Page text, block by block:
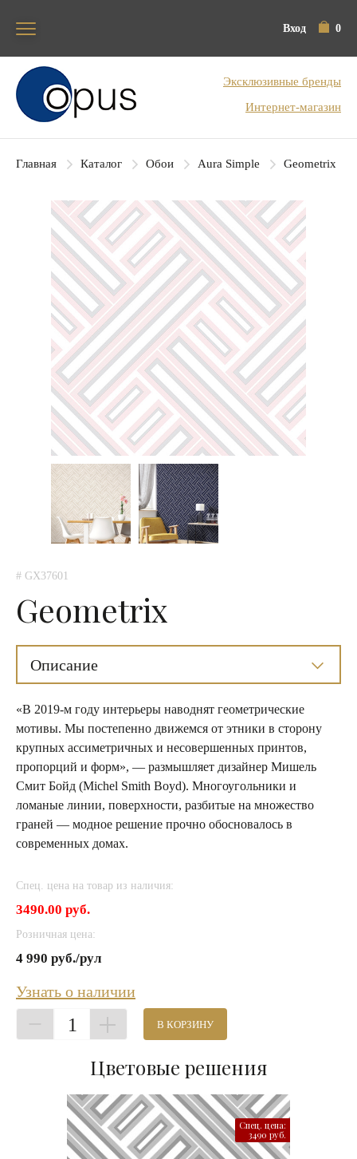
Вход 0
Блок поиска
Эксклюзивные бренды
Интернет-магазин
Главная Каталог Обои Aura Simple Geometrix
# GX37601
Geometrix
Описание
«В 2019-м году интерьеры наводнят геометрические
мотивы. Мы постепенно движемся от этники в сторону
крупных ассиметричных и несовершенных принтов,
пропорций и форм», — размышляет дизайнер Мишель
Смит Бойд (Michel Smith Boyd). Многоугольники и
ломаные линии, поверхности, разбитые на множество
граней — модное решение прочно обосновалось в
современных домах.
Спец. цена на товар из наличия:
3490.00 руб.
Розничная цена:
4 990 руб./рул
Узнать о наличии
1 В КОРЗИНУ
Цветовые решения
Спец. цена:
3490 руб.